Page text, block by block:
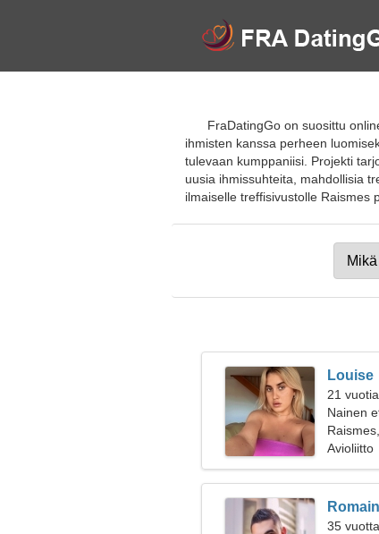
FraDatingGo on suosittu
ihmisten kanssa perheen
tulevaan kumppaniisi. Projekti
uusia ihmissuhteita, mahdollisia
ilmaiselle treffisivustolle Raismes
Louise
21
Nainen
Avioliitto
Romain
35